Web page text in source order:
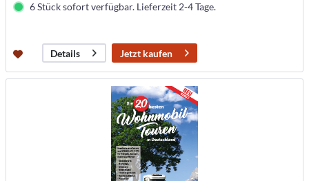
6 Stück sofort verfügbar. Lieferzeit 2-4 Tage.
Details Jetzt kaufen